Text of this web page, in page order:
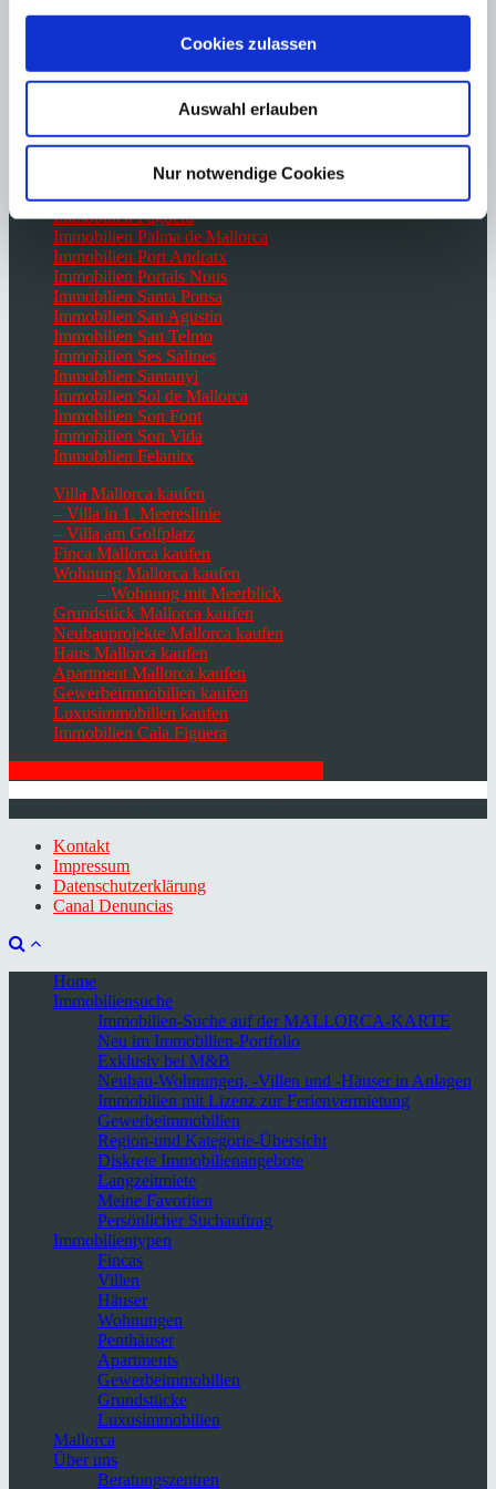
Cookies zulassen
Auswahl erlauben
Nur notwendige Cookies
Immobilien Camp de Mar
Immobilien Cas Catala
Immobilien Costa de la Calma
Immobilien El Toro
Immobilien Es Capdella
Immobilien Génova
Immobilien Campos
Immobilien Paguera
Immobilien Palma de Mallorca
Immobilien Port Andratx
Immobilien Portals Nous
Immobilien Santa Ponsa
Immobilien San Agustin
Immobilien San Telmo
Immobilien Ses Salines
Immobilien Santanyi
Immobilien Sol de Mallorca
Immobilien Son Font
Immobilien Son Vida
Immobilien Felanitx
Villa Mallorca kaufen
– Villa in 1. Meereslinie
– Villa am Golfplatz
Finca Mallorca kaufen
Wohnung Mallorca kaufen
– Wohnung mit Meerblick
Grundstück Mallorca kaufen
Neubauprojekte Mallorca kaufen
Haus Mallorca kaufen
Apartment Mallorca kaufen
Gewerbeimmobilien kaufen
Luxusimmobilien kaufen
Immobilien Cala Figuera
Kontakt
Impressum
Datenschutzerklärung
Canal Denuncias
Home
Immobiliensuche
Immobilien-Suche auf der MALLORCA-KARTE
Neu im Immobilien-Portfolio
Exklusiv bei M&B
Neubau-Wohnungen, -Villen und -Häuser in Anlagen
Immobilien mit Lizenz zur Ferienvermietung
Gewerbeimmobilien
Region-und Kategorie-Übersicht
Diskrete Immobilienangebote
Langzeitmiete
Meine Favoriten
Persönlicher Suchauftrag
Immobilientypen
Fincas
Villen
Häuser
Wohnungen
Penthäuser
Apartments
Gewerbeimmobilien
Grundstücke
Luxusimmobilien
Mallorca
Über uns
Beratungszentren